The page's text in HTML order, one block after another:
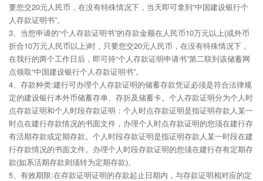
要您交20元人民币，在没有特殊情况下，当天即可拿到“中国建设银行个
人存款证明书”。
3、当您申请的“个人存款证明书”的存款金额在人民币10万元以上(或外币
折合10万元人民币以上)时，只要您交20元人民币，在没有特殊情况下，
在我行的两个工作日后，即可持“个人存款证明申请书”第二联到该储蓄网
点领取“中国建设银行个人存款证明书”。
4、存款种类:建行可办理个人存款证明的储蓄存款凭证必须是符合法律规
定的建设银行本外币储蓄存单、存折及储蓄卡。个人存款证明分为个人时
点存款证明和个人时段存款证明：个人时点存款证明是指证明存款人某一
时点在建行存款情况的书面文件，办理个人时点存款证明的您须在建行存
有活期存款或定期存款。个人时段存款证明是指证明存款人某一时段在建
行存款情况的书面文件。办理个人时段存款证明的您须在建行存有定期存
款(如系活期存款则须转为定期存款)。
5、有效期限:在存款证明证明的存款起止日期内，与存款证明相对应的定